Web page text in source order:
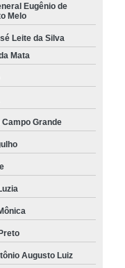
Eugênio de
Melo
Leite da Silva
Mata
Grande
Augusto Luiz